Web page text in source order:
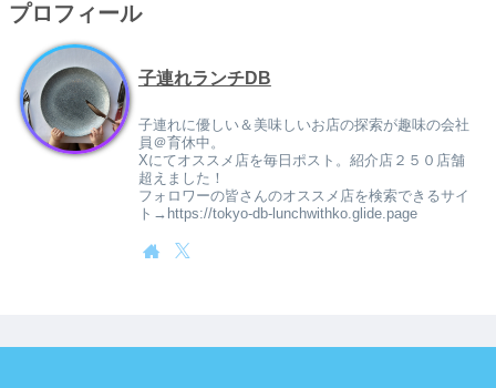
プロフィール
子連れランチDB
子連れに優しい＆美味しいお店の探索が趣味の会社
員＠育休中。
Xにてオススメ店を毎日ポスト。紹介店２５０店舗
超えました！
フォロワーの皆さんのオススメ店を検索できるサイ
ト→https://tokyo-db-lunchwithko.glide.page